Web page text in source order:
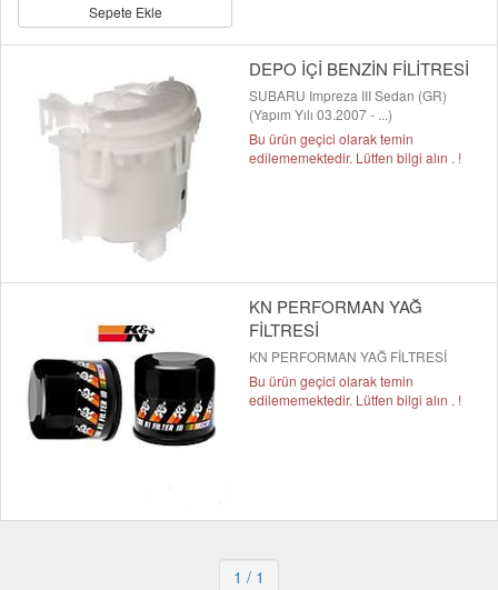
Sepete Ekle
DEPO İÇİ BENZİN FİLİTRESİ
SUBARU Impreza III Sedan (GR)
(Yapım Yılı 03.2007 - ...)
Bu ürün geçici olarak temin
edilememektedir. Lütfen bilgi alın . !
KN PERFORMAN YAĞ
FİLTRESİ
KN PERFORMAN YAĞ FİLTRESİ
Bu ürün geçici olarak temin
edilememektedir. Lütfen bilgi alın . !
1 / 1